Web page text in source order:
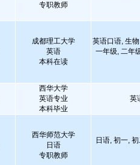
专职教师
成都理工大学
英语
本科在读
英语口语, 生
一年级, 二年
西华大学
英语专业
本科毕业
英
西华师范大学
日语
专职教师
日语, 初一,